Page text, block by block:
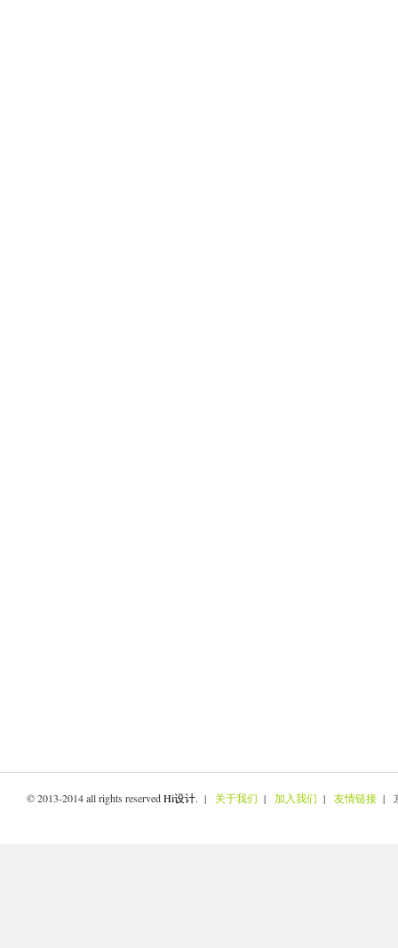
© 2013-2014 all rights reservedHi设计. | 关于我们 | 加入我们 | 友情链接 |